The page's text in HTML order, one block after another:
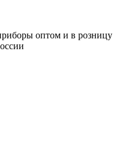
оптом и в розницу